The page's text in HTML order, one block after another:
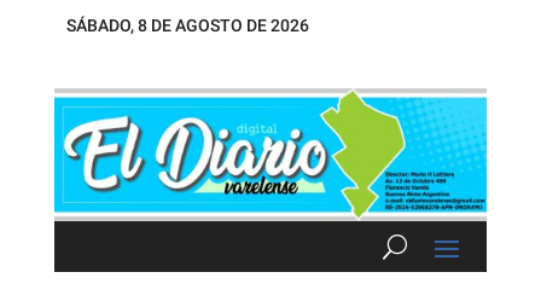
SÁBADO, 8 DE AGOSTO DE 2026